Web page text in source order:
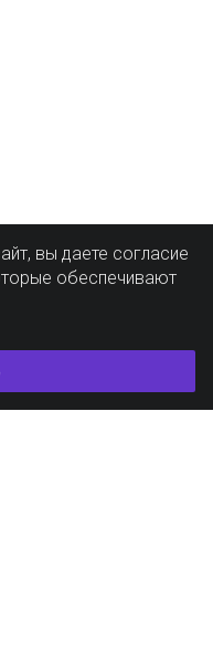
вы даете согласие
обеспечивают